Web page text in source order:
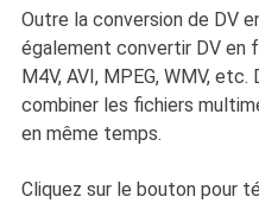
Outre la conversion de DV
également convertir DV en
M4V, AVI, MPEG, WMV,
combiner les fichiers
en même temps.
Cliquez sur le bouton pour